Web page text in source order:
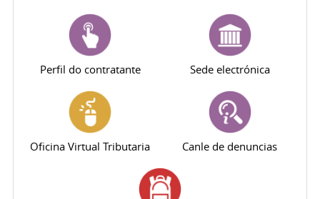
Perfil do contratante Sede electrónica
Oficina Virtual Tributaria Canle de denuncias